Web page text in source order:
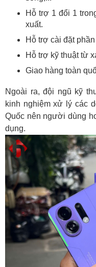
Hỗ trợ 1 đổi 1
xuất.
Hỗ trợ cài đặt
Hỗ trợ kỹ thuật từ
Giao hàng toàn
Ngoài ra, đội ngũ kỹ
kinh nghiệm xử lý các
Quốc nên người dùng
dụng.